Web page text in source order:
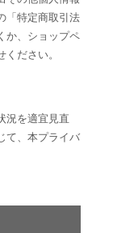
「特定商取引法
か、ショップペ
ださい。
況を適宜見直
て、本プライバ